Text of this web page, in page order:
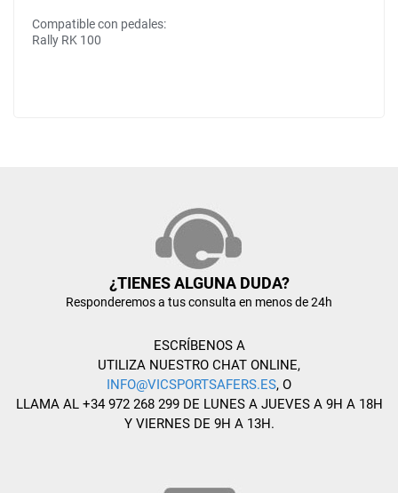
Compatible con pedales:
Rally RK 100
¿TIENES ALGUNA DUDA?
Responderemos a tus consulta en menos de 24h
ESCRÍBENOS A
UTILIZA NUESTRO CHAT ONLINE,
INFO@VICSPORTSAFERS.ES, O
LLAMA AL +34 972 268 299 DE LUNES A JUEVES A 9H A 18H
Y VIERNES DE 9H A 13H.